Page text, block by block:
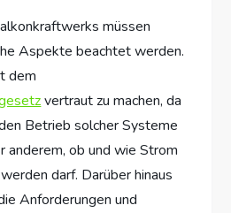
müssen
Aspekte beachtet werden.
dem
vertraut zu machen, da
Betrieb solcher Systeme
anderem, ob und wie Strom
darf. Darüber hinaus
Anforderungen und